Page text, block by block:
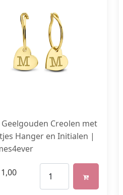
Geelgouden Creolen met
Hanger en Initialen |